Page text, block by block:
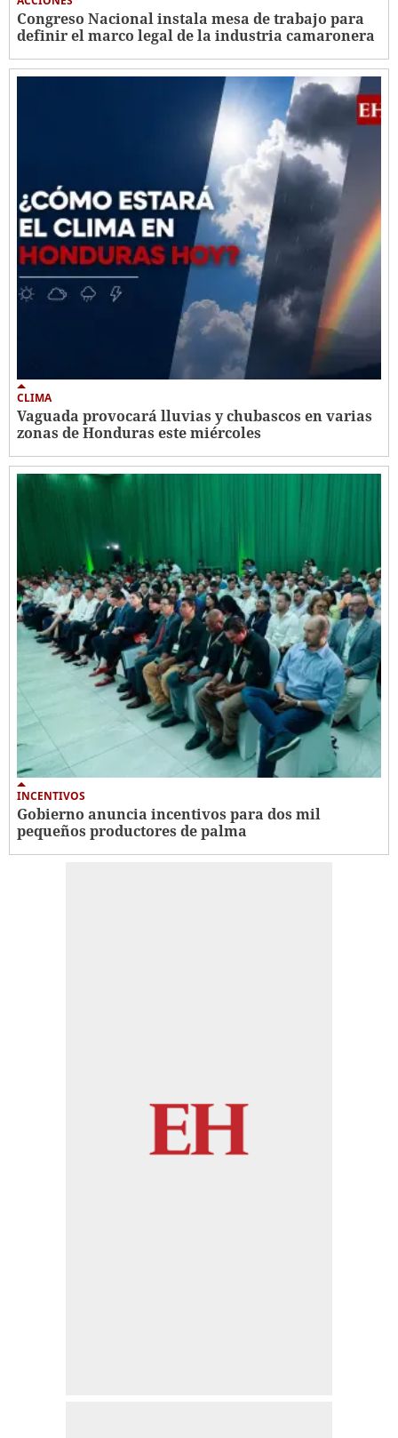
Congreso Nacional instala mesa de trabajo para
definir el marco legal de la industria camaronera
CLIMA
Vaguada provocará lluvias y chubascos en varias
zonas de Honduras este miércoles
INCENTIVOS
Gobierno anuncia incentivos para dos mil
pequeños productores de palma